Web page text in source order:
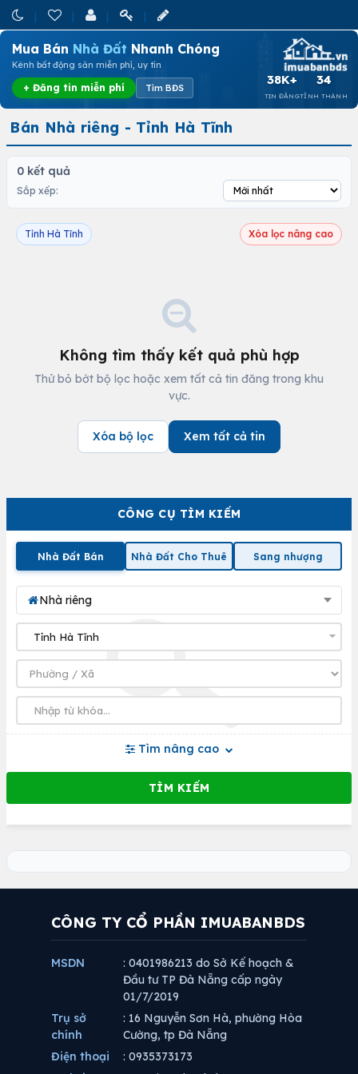
Mua Bán Nhà Đất Nhanh Chóng
Kênh bất động sản miễn phí, uy tín
+ Đăng tin miễn phí Tìm BĐS
38K+
TIN ĐĂNG
34
TỈNH THÀNH
CÔNG CỤ TÌM KIẾM
Nhà Đất Bán Nhà Đất Cho Thuê Sang nhượng
Nhà riêng
Tìm nâng cao
Bán Nhà riêng - Tỉnh Hà Tĩnh
0 kết quả
Sắp xếp:
Tỉnh Hà Tĩnh Xóa lọc nâng cao
Không tìm thấy kết quả phù hợp
Thử bỏ bớt bộ lọc hoặc xem tất cả tin đăng trong khu
vực.
Xóa bộ lọc Xem tất cả tin
CÔNG TY CỔ PHẦN IMUABANBDS
MSDN
: 0401986213 do Sở Kế hoạch &
Đầu tư TP Đà Nẵng cấp ngày
01/7/2019
Trụ sở
chính
: 16 Nguyễn Sơn Hà, phường Hòa
Cường, tp Đà Nẵng
Điện thoại
: 0935373173